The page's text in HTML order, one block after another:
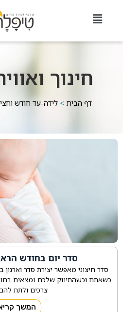
חינוך
דף הבית > לידה-עד חודש וחצי
סדר יום בחודש
סדר חיצוני מאפשר יצירת סדר וארגון
כשאתם וכשהתינוק שלכם נמצאים
צרכים ולתת
המשך